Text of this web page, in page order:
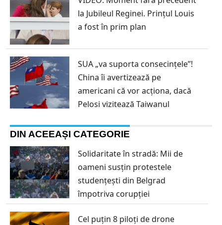
la Jubileul Reginei. Prințul Louis
a fost în prim plan
SUA „va suporta consecințele”!
China îi avertizează pe
americani că vor acționa, dacă
Pelosi vizitează Taiwanul
DIN ACEEAȘI CATEGORIE
Solidaritate în stradă: Mii de
oameni susțin protestele
studențești din Belgrad
împotriva corupției
Cel puțin 8 piloți de drone